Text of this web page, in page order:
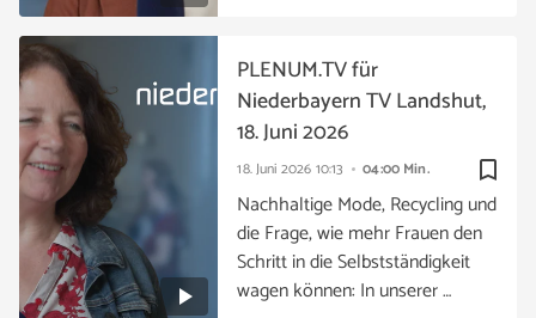
bookmark_border
18. Juni 2026 10:13 04:00 Min.
PLENUM.TV für
Niederbayern TV Landshut,
18. Juni 2026
Nachhaltige Mode, Recycling und
die Frage, wie mehr Frauen den
Schritt in die Selbstständigkeit
wagen können: In unserer …